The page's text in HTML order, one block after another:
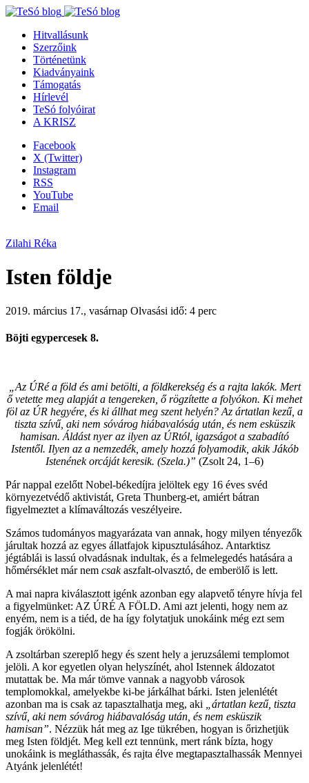
Hitvallásunk
Szerzőink
Történetünk
Kiadványaink
Támogatás
Hírlevél
TeSó folyóirat
A KRISZ
Facebook
X (Twitter)
Instagram
RSS
YouTube
Email
Zilahi Réka
Isten földje
2019. március 17., vasárnap Olvasási idő: 4 perc
Böjti egypercesek 8.
„Az ÚRé a föld és ami betölti, a földkerekség és a rajta lakók. Mert
ő vetette meg alapját a tengereken, ő rögzítette a folyókon. Ki mehet
föl az ÚR hegyére, és ki állhat meg szent helyén? Az ártatlan kezű, a
tiszta szívű, aki nem sóvárog hiábavalóság után, és nem esküszik
hamisan. Áldást nyer az ilyen az ÚRtól, igazságot a szabadító
Istentől. Ilyen az a nemzedék, amely hozzá folyamodik, akik Jákób
Istenének orcáját keresik. (Szela.)” (Zsolt 24, 1–6)
Pár nappal ezelőtt Nobel-békedíjra jelöltek egy 16 éves svéd
környezetvédő aktivistát, Greta Thunberg-et, amiért bátran
figyelmeztet a klímaváltozás veszélyeire.
Számos tudományos magyarázata van annak, hogy milyen tényezők
járultak hozzá az egyes állatfajok kipusztulásához. Antarktisz
jégtáblái is lassú olvadásnak indultak, és a felmelegedés hatására a
hőmérséklet már nem csakaszfalt-olvasztó, de emberölő is lett.
A mai napra kiválasztott igénk azonban egy alapvető tényre hívja fel
a figyelmünket: AZ ÚRÉ A FÖLD. Ami azt jelenti, hogy nem az
enyém, nem is a tiéd, de ha így folytatjuk unokáink még ezt sem
fogják örökölni.
A zsoltárban szereplő hegy és szent hely a jeruzsálemi templomot
jelöli. A kor egyetlen olyan helyszínét, ahol Istennek áldozatot
mutattak be. Ma már tömve vannak a nagyobb városok
templomokkal, amelyekbe ki-be járkálhat bárki. Isten jelenlétét
azonban ma is csak az tapasztalhatja meg, aki „ártatlan kezű, tiszta
szívű, aki nem sóvárog hiábavalóság után, és nem esküszik
hamisan”. Nézzük hát meg az Ige tükrében, hogyan is őrizhetjük
meg Isten földjét. Meg kell ezt tennünk, mert ránk bízta, hogy
unokáink is megláthassák, és rajta élve megtapasztalhassák Mennyei
Atyánk jelenlétét!